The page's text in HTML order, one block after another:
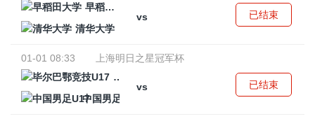
早稻田大学
vs
清华大学
已结束
01-01 08:33
上海明日之星冠军杯
毕尔巴鄂竞技U17
vs
中国男足U17
已结束